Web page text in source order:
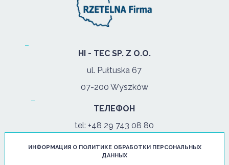
HI - TEC SP. Z O.O.
ul. Pułtuska 67
07-200 Wyszków
ТЕЛЕФОН
tel: +48 29 743 08 80
ИНФОРМАЦИЯ О ПОЛИТИКЕ ОБРАБОТКИ ПЕРСОНАЛЬНЫХ
ДАННЫХ